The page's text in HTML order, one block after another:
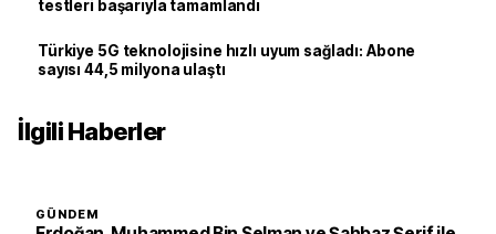
testleri başarıyla tamamlandı
Türkiye 5G teknolojisine hızlı uyum sağladı: Abone
sayısı 44,5 milyona ulaştı
İlgili Haberler
GÜNDEM